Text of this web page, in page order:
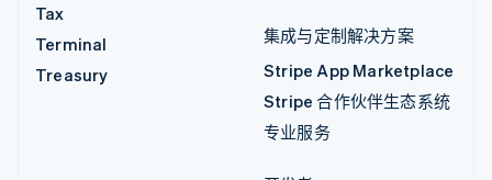
Tax
Terminal
Treasury
集成与定制解决方案
Stripe App Marketplace
Stripe 合作伙伴生态系统
专业服务